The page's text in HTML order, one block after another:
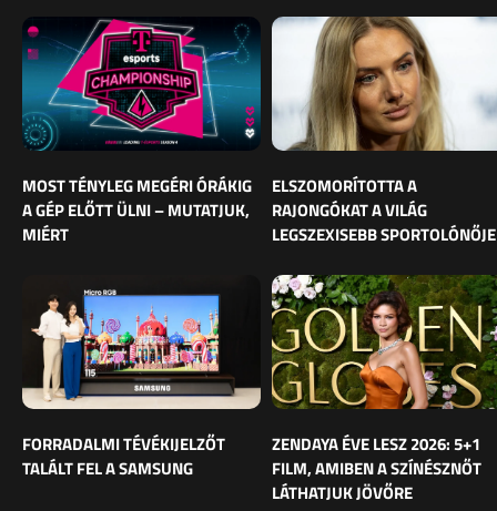
MOST TÉNYLEG MEGÉRI ÓRÁKIG
A GÉP ELŐTT ÜLNI – MUTATJUK,
MIÉRT
ELSZOMORÍTOTTA A
RAJONGÓKAT A VILÁG
LEGSZEXISEBB SPORTOLÓNŐJE
FORRADALMI TÉVÉKIJELZŐT
TALÁLT FEL A SAMSUNG
ZENDAYA ÉVE LESZ 2026: 5+1
FILM, AMIBEN A SZÍNÉSZNŐT
LÁTHATJUK JÖVŐRE